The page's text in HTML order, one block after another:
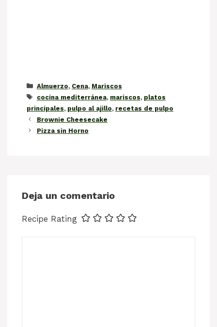
Categorías
Almuerzo, Cena, Mariscos
Etiquetas
cocina mediterránea, mariscos, platos
principales, pulpo al ajillo, recetas de pulpo
Brownie Cheesecake
Pizza sin Horno
Deja un comentario
Recipe Rating